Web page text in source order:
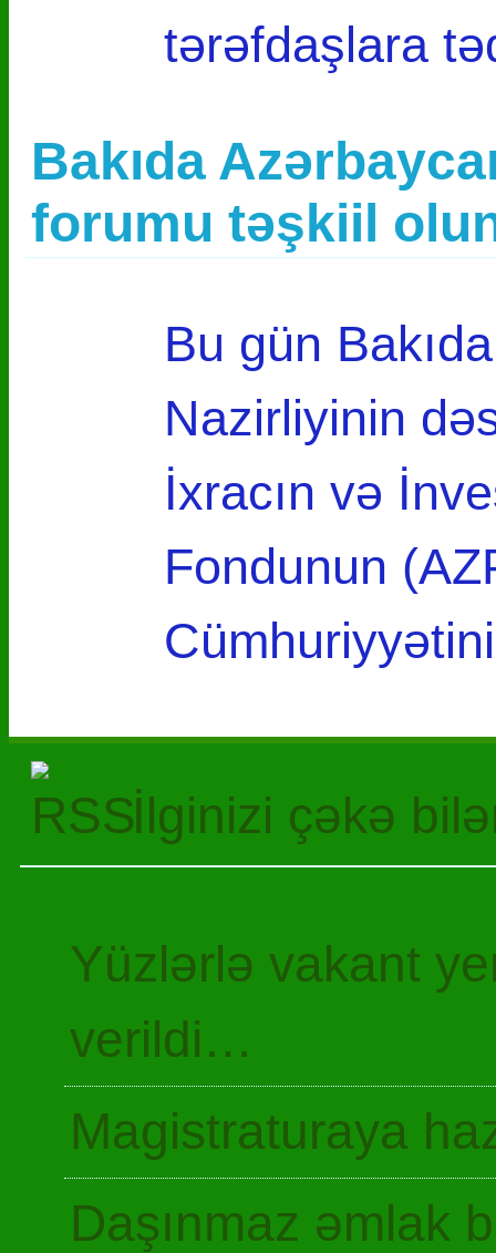
tərəfdaşlara
Bakıda
forumu təşkiil
Bu gün
Nazirliyinin
İxracın və
Fondunun
İlginizi çəkə
Yüzlərlə vakant
verildi…
Magistraturaya
Daşınmaz əmlak